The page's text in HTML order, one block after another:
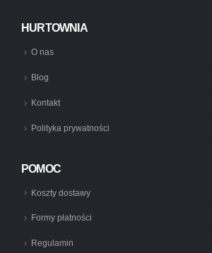
HURTOWNIA
O nas
Blog
Kontakt
Polityka prywatności
POMOC
Koszty dostawy
Formy płatności
Regulamin